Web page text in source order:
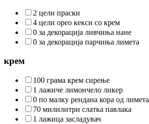
2 цели праски
4 цели орео кекси со крем
0 за декорација ливчиња нане
0 за декорација парчиња лимета
крем
100 грама крем сирење
1 лажиче лимончело ликер
0 по малку рендана кора од лимета
70 милилитри слатка павлака
1 лажица засладувач